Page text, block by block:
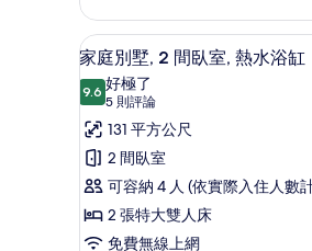
所
有
相
片
bed,
Non
Smoking
的
詳
情
顯
示
家
庭
別
墅,
2
間
22
家庭別墅, 2 間臥室, 熱水浴缸
9.69.6 分，滿分 10 分
好極了
5 則評論
(5
則
評
論)
131 平方公尺
2 間臥室
可容納 4 人 (依實際入住人數
2 張特大雙人床
免費無線上網